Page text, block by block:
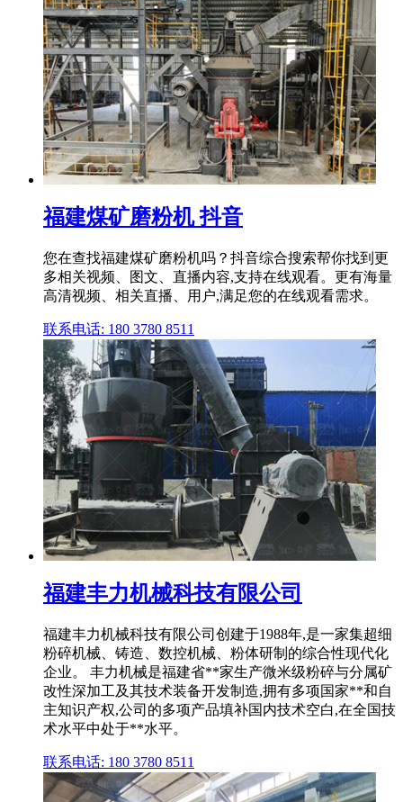
福建煤矿磨粉机 抖音
您在查找福建煤矿磨粉机吗？抖音综合搜索帮你找到更
多相关视频、图文、直播内容,支持在线观看。更有海量
高清视频、相关直播、用户,满足您的在线观看需求。
联系电话: 180 3780 8511
福建丰力机械科技有限公司
福建丰力机械科技有限公司创建于1988年,是一家集超细
粉碎机械、铸造、数控机械、粉体研制的综合性现代化
企业。 丰力机械是福建省**家生产微米级粉碎与分属矿
改性深加工及其技术装备开发制造,拥有多项国家**和自
主知识产权,公司的多项产品填补国内技术空白,在全国技
术水平中处于**水平。
联系电话: 180 3780 8511